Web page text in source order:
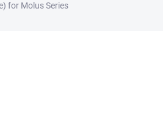
for Molus Series